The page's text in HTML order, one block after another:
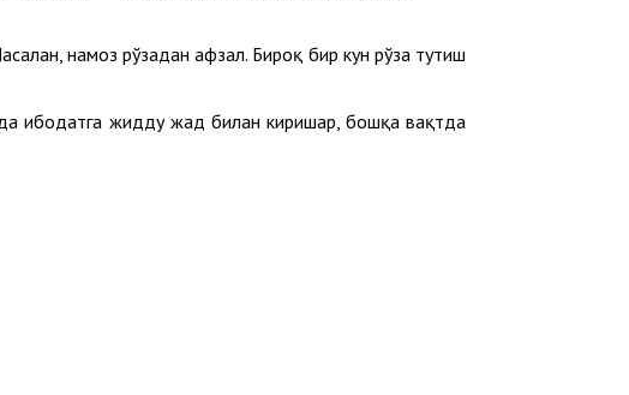
намоз рўзадан афзал. Бироқ бир кун рўза тутиш
ибодатга жидду жаҳд билан киришар, бошқа вақтда